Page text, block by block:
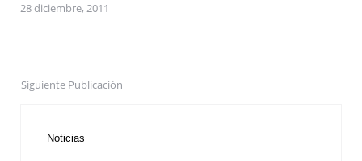
28 diciembre, 2011
Siguiente Publicación
Noticias